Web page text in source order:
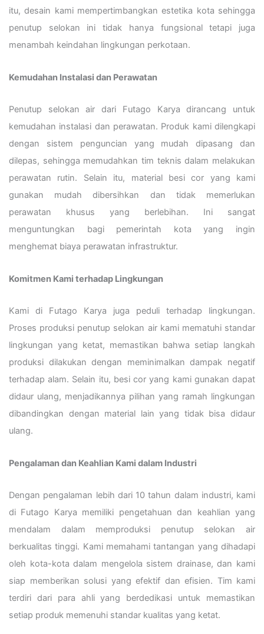
itu, desain kami mempertimbangkan estetika kota sehingga
penutup selokan ini tidak hanya fungsional tetapi juga
menambah keindahan lingkungan perkotaan.
Kemudahan Instalasi dan Perawatan
Penutup selokan air dari Futago Karya dirancang untuk
kemudahan instalasi dan perawatan. Produk kami dilengkapi
dengan sistem penguncian yang mudah dipasang dan
dilepas, sehingga memudahkan tim teknis dalam melakukan
perawatan rutin. Selain itu, material besi cor yang kami
gunakan mudah dibersihkan dan tidak memerlukan
perawatan khusus yang berlebihan. Ini sangat
menguntungkan bagi pemerintah kota yang ingin
menghemat biaya perawatan infrastruktur.
Komitmen Kami terhadap Lingkungan
Kami di Futago Karya juga peduli terhadap lingkungan.
Proses produksi penutup selokan air kami mematuhi standar
lingkungan yang ketat, memastikan bahwa setiap langkah
produksi dilakukan dengan meminimalkan dampak negatif
terhadap alam. Selain itu, besi cor yang kami gunakan dapat
didaur ulang, menjadikannya pilihan yang ramah lingkungan
dibandingkan dengan material lain yang tidak bisa didaur
ulang.
Pengalaman dan Keahlian Kami dalam Industri
Dengan pengalaman lebih dari 10 tahun dalam industri, kami
di Futago Karya memiliki pengetahuan dan keahlian yang
mendalam dalam memproduksi penutup selokan air
berkualitas tinggi. Kami memahami tantangan yang dihadapi
oleh kota-kota dalam mengelola sistem drainase, dan kami
siap memberikan solusi yang efektif dan efisien. Tim kami
terdiri dari para ahli yang berdedikasi untuk memastikan
setiap produk memenuhi standar kualitas yang ketat.